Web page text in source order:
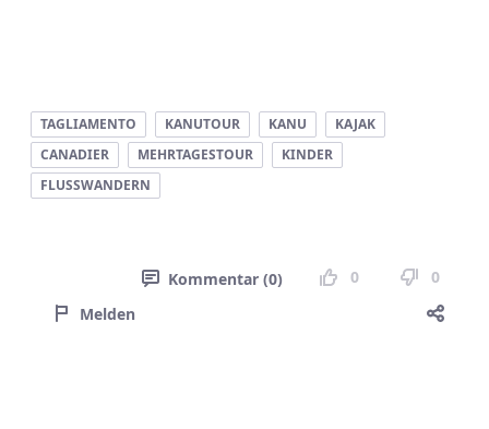
TAGLIAMENTO KANUTOUR KANU
KAJAK
CANADIER
MEHRTAGESTOUR
KINDER
FLUSSWANDERN
Kommentar (0) 0
0
Melden